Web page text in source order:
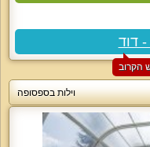
וילות בספסופה